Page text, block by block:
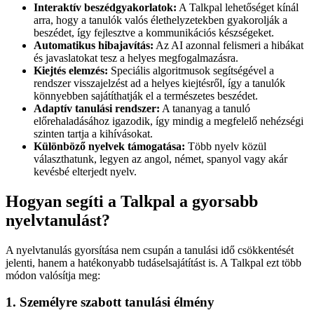
Interaktív beszédgyakorlatok: A Talkpal lehetőséget kínál
arra, hogy a tanulók valós élethelyzetekben gyakorolják a
beszédet, így fejlesztve a kommunikációs készségeket.
Automatikus hibajavítás: Az AI azonnal felismeri a hibákat
és javaslatokat tesz a helyes megfogalmazásra.
Kiejtés elemzés: Speciális algoritmusok segítségével a
rendszer visszajelzést ad a helyes kiejtésről, így a tanulók
könnyebben sajátíthatják el a természetes beszédet.
Adaptív tanulási rendszer: A tananyag a tanuló
előrehaladásához igazodik, így mindig a megfelelő nehézségi
szinten tartja a kihívásokat.
Különböző nyelvek támogatása: Több nyelv közül
választhatunk, legyen az angol, német, spanyol vagy akár
kevésbé elterjedt nyelv.
Hogyan segíti a Talkpal a gyorsabb
nyelvtanulást?
A nyelvtanulás gyorsítása nem csupán a tanulási idő csökkentését
jelenti, hanem a hatékonyabb tudáselsajátítást is. A Talkpal ezt több
módon valósítja meg:
1. Személyre szabott tanulási élmény